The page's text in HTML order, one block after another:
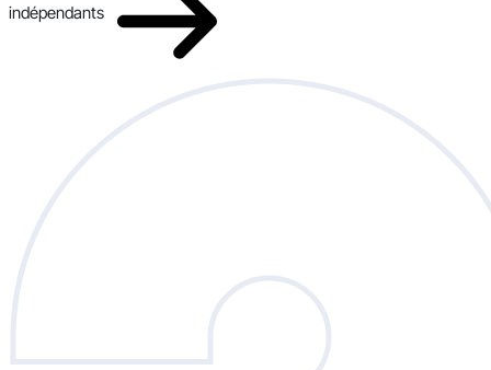
indépendants